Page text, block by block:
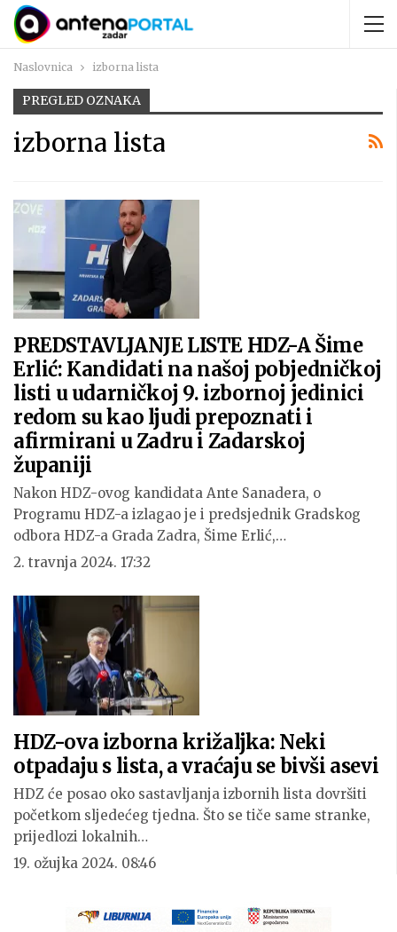
Naslovnica izborna lista
PREGLED OZNAKA
izborna lista
PREDSTAVLJANJE LISTE HDZ-A Šime
Erlić: Kandidati na našoj pobjedničkoj
listi u udarničkoj 9. izbornoj jedinici
redom su kao ljudi prepoznati i
afirmirani u Zadru i Zadarskoj
županiji
Nakon HDZ-ovog kandidata Ante Sanadera, o
Programu HDZ-a izlagao je i predsjednik Gradskog
odbora HDZ-a Grada Zadra, Šime Erlić,…
2. travnja 2024. 17:32
HDZ-ova izborna križaljka: Neki
otpadaju s lista, a vraćaju se bivši asevi
HDZ će posao oko sastavljanja izbornih lista dovršiti
početkom sljedećeg tjedna. Što se tiče same stranke,
prijedlozi lokalnih…
19. ožujka 2024. 08:46